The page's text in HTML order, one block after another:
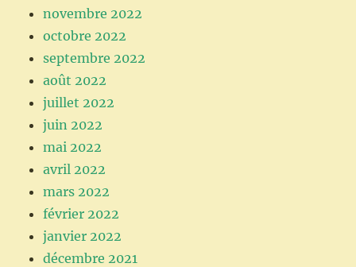
novembre 2022
octobre 2022
septembre 2022
août 2022
juillet 2022
juin 2022
mai 2022
avril 2022
mars 2022
février 2022
janvier 2022
décembre 2021